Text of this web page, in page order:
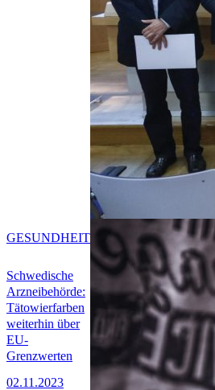
Schwedische
Arzneibehörde:
Tätowierfarben
weiterhin über
EU-
Grenzwerten
02.11.2023
GESUNDHEIT